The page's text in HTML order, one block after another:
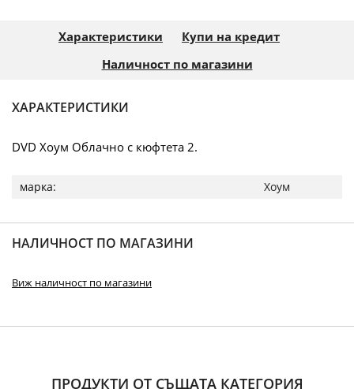
Характеристики
Купи на кредит
Наличност по магазини
ХАРАКТЕРИСТИКИ
DVD Хоум Облачно с кюфтета 2.
Повече
информация
Хоум
НАЛИЧНОСТ ПО МАГАЗИНИ
Виж наличност по магазини
ПРОДУКТИ ОТ СЪЩАТА КАТЕГОРИЯ